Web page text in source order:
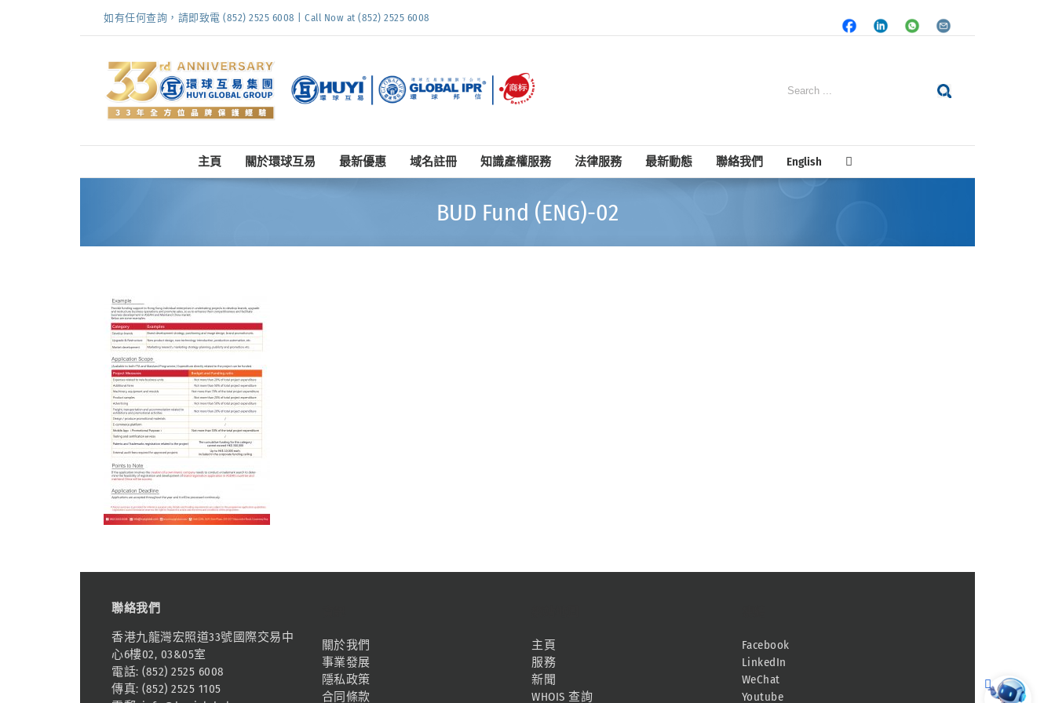
如有任何查詢，請即致電 (852) 2525 6008 | Call Now at (852) 2525 6008
FacebookLinkedInWhatsapp
Email
Search
主頁 關於環球互易 最新優惠 域名註冊 知識產權服務 法律服務 最新動態 聯絡我們 English
BUD Fund (ENG)-02
聯絡我們
香港九龍灣宏照道33號國際交易中
心6樓02, 03&05室
電話: (852) 2525 6008
傳真: (852) 2525 1105
關於我們
事業發展
隱私政策
合同條款
主頁
服務
新聞
WHOIS 查詢
Facebook
LinkedIn
WeChat
Youtube